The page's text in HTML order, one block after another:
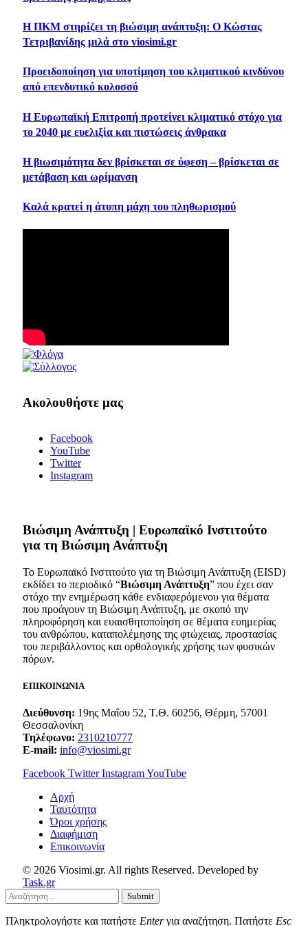
Η ΠΚΜ στηρίζει τη βιώσιμη ανάπτυξη: Ο Κώστας
Τετριβανίδης μιλά στο viosimi.gr
Προειδοποίηση για υποτίμηση του κλιματικού κινδύνου
από επενδυτικό κολοσσό
Η Ευρωπαϊκή Επιτροπή προτείνει κλιματικό στόχο για
το 2040 με ευελιξία και πιστώσεις άνθρακα
Η βιωσιμότητα δεν βρίσκεται σε ύφεση – βρίσκεται σε
μετάβαση και ωρίμανση
Καλά κρατεί η άτυπη μάχη του πληθωρισμού
Ακολουθήστε μας
Facebook
YouTube
Twitter
Instagram
Bιώσιμη Ανάπτυξη | Ευρωπαϊκό Ινστιτούτο
για τη Βιώσιμη Ανάπτυξη
Το Ευρωπαϊκό Ινστιτούτο για τη Βιώσιμη Ανάπτυξη (EISD)
εκδίδει το περιοδικό “Βιώσιμη Ανάπτυξη” που έχει σαν
στόχο την ενημέρωση κάθε ενδιαφερόμενου για θέματα
που προάγουν τη Βιώσιμη Ανάπτυξη, με σκοπό την
πληροφόρηση και ευαισθητοποίηση σε θέματα ευημερίας
του ανθρώπου, καταπολέμησης της φτώχειας, προστασίας
του περιβάλλοντος και ορθολογικής χρήσης των φυσικών
πόρων.
ΕΠΙΚΟΙΝΩΝΙΑ
Διεύθυνση: 19ης Μαΐου 52, Τ.Θ. 60256, Θέρμη, 57001
Θεσσαλονίκη
Τηλέφωνο: 2310210777
E-mail: info@viosimi.gr
Facebook Twitter InstagramYouTube
Aρχή
Ταυτότητα
Όροι χρήσης
Διαφήμιση
Επικοινωνία
© 2026 Viosimi.gr. All rights Reserved. Developed by
Task.gr
Submit
Πληκτρολογήστε και πατήστε Enterγια αναζήτηση. Πατήστε Esc